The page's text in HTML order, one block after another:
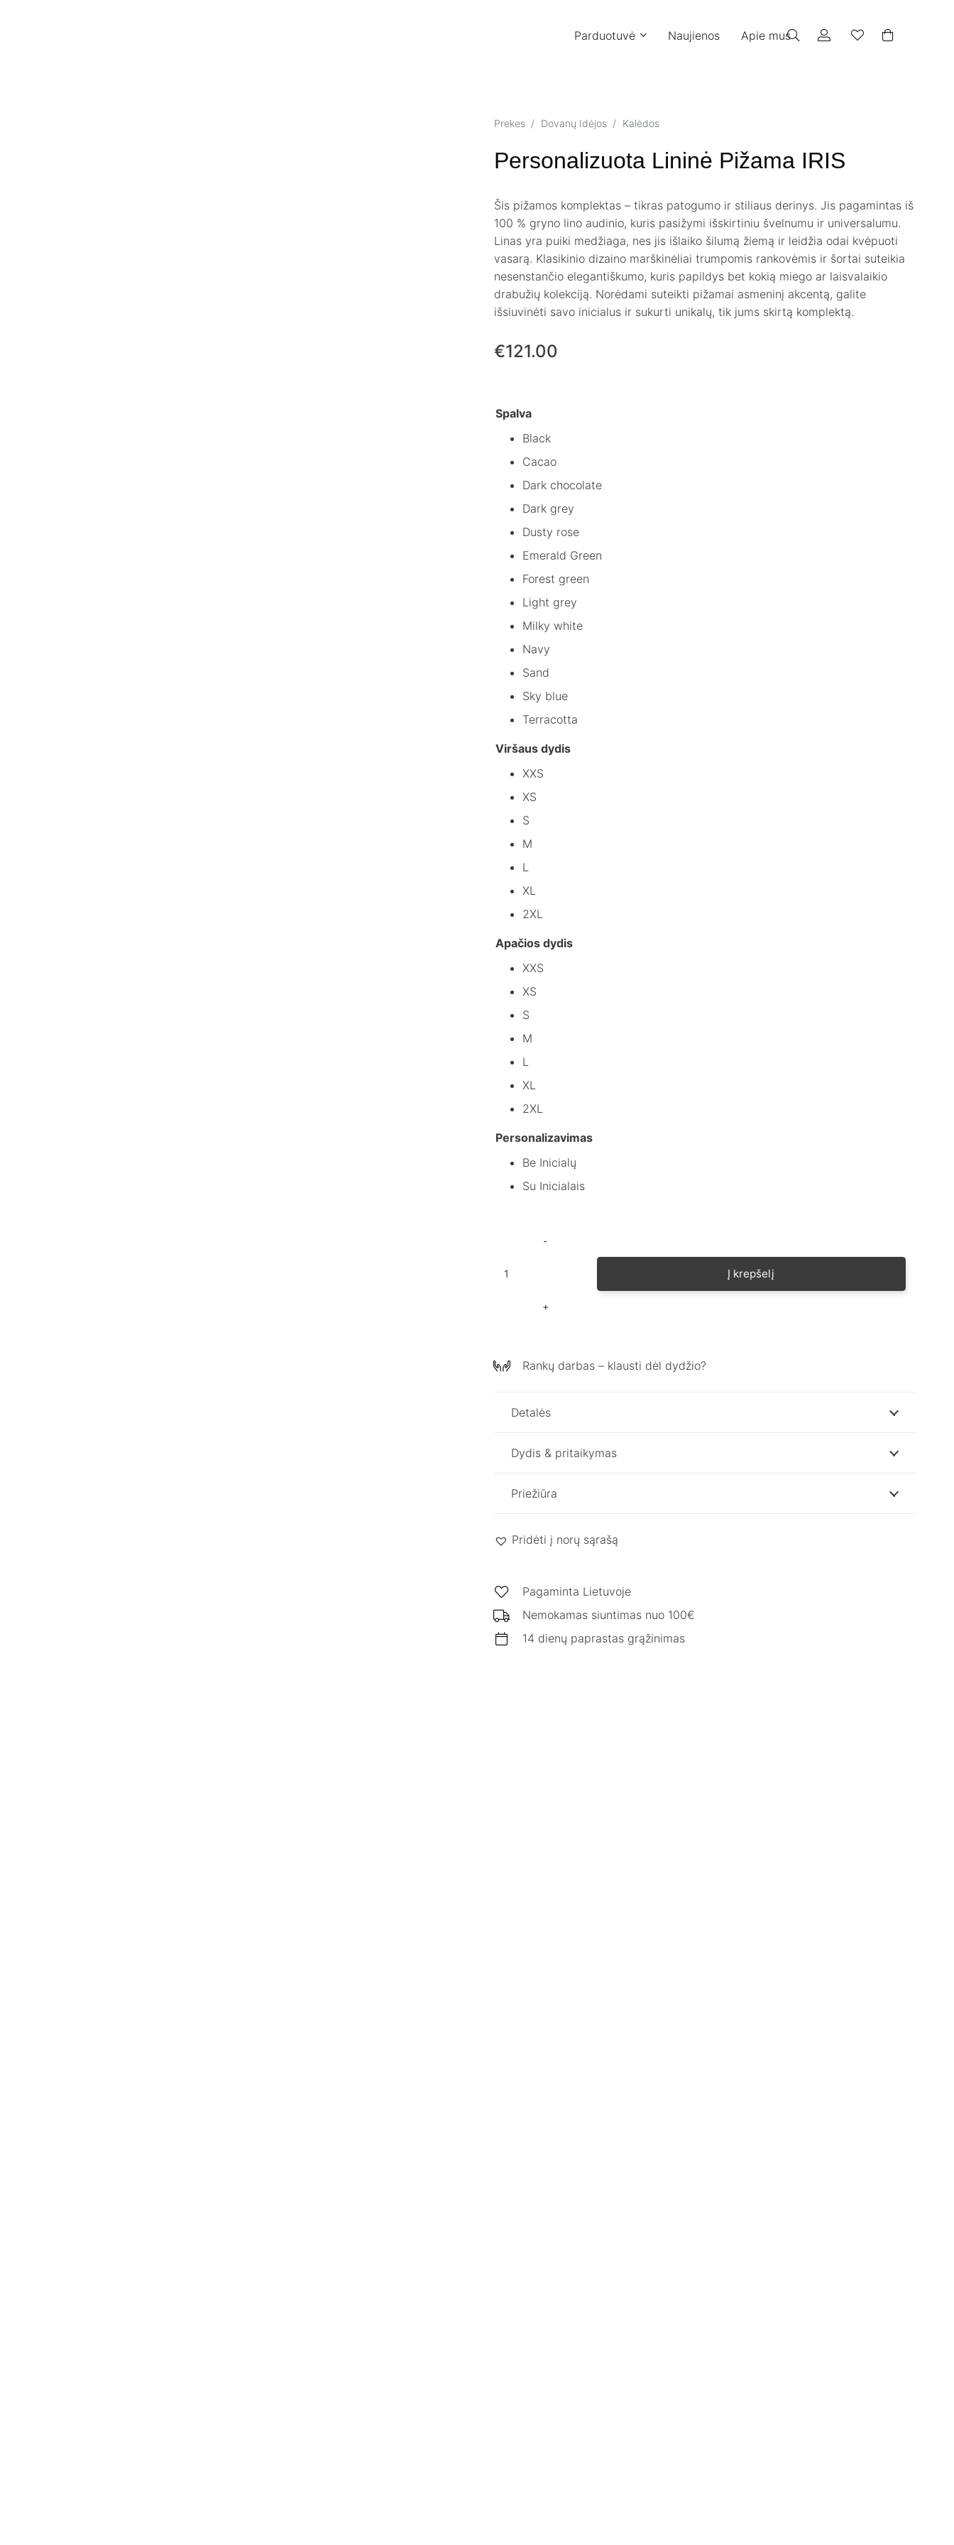
Parduotuvė Naujienos Apie mus
Prekes / Dovanų Idėjos / Kalėdos
Personalizuota Lininė Pižama IRIS
Šis pižamos komplektas – tikras patogumo ir stiliaus derinys. Jis pagamintas iš
100 % gryno lino audinio, kuris pasižymi išskirtiniu švelnumu ir universalumu.
Linas yra puiki medžiaga, nes jis išlaiko šilumą žiemą ir leidžia odai kvėpuoti
vasarą. Klasikinio dizaino marškinėliai trumpomis rankovėmis ir šortai suteikia
nesenstančio elegantiškumo, kuris papildys bet kokią miego ar laisvalaikio
drabužių kolekciją. Norėdami suteikti pižamai asmeninį akcentą, galite
išsiuvinėti savo inicialus ir sukurti unikalų, tik jums skirtą komplektą.
€121.00
Spalva
Black
Cacao
Dark chocolate
Dark grey
Dusty rose
Emerald Green
Forest green
Light grey
Milky white
Navy
Sand
Sky blue
Terracotta
Viršaus dydis
XXS
XS
S
M
L
XL
2XL
Apačios dydis
XXS
XS
S
M
L
XL
2XL
Personalizavimas
Be Inicialų
Su Inicialais
Į krepšelį
Rankų darbas – klausti dėl dydžio?
Detalės
Dydis & pritaikymas
Priežiūra
Pridėti į norų sąrašą
Pagaminta Lietuvoje
Nemokamas siuntimas nuo 100€
14 dienų paprastas grąžinimas